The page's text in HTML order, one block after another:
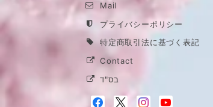
Mail
プライバシーポリシー
特定商取引法に基づく表記
Contact
בס"ד